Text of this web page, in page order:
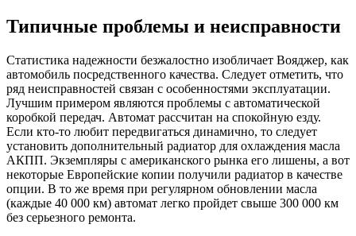
Типичные проблемы и неисправности
Статистика надежности безжалостно изобличает Вояджер, как
автомобиль посредственного качества. Следует отметить, что
ряд неисправностей связан с особенностями эксплуатации.
Лучшим примером являются проблемы с автоматической
коробкой передач. Автомат рассчитан на спокойную езду.
Если кто-то любит передвигаться динамично, то следует
установить дополнительный радиатор для охлаждения масла
АКПП. Экземпляры с американского рынка его лишены, а вот
некоторые Европейские копии получили радиатор в качестве
опции. В то же время при регулярном обновлении масла
(каждые 40 000 км) автомат легко пройдет свыше 300 000 км
без серьезного ремонта.